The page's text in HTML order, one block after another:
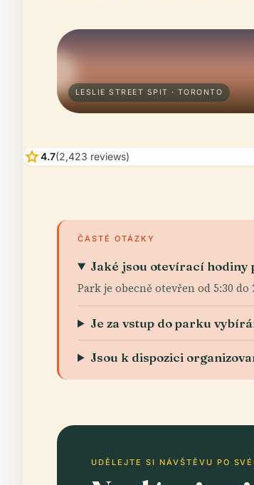
LESLIE STREET SPIT · TORONTO
star4.7(2,423 reviews)
ČASTÉ OTÁZKY
Jaké jsou otevírací hodiny
Park je obecně otevřen od 5:30
Je za vstup do parku
Jsou k dispozici
UDĚLEJTE SI NÁVŠTĚVU PO